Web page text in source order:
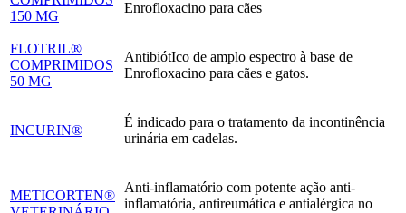
150 MG
Enrofloxacino para cães
FLOTRIL®
COMPRIMIDOS
50 MG
AntibiótIco de amplo espectro à base de
Enrofloxacino para cães e gatos.
INCURIN®
É indicado para o tratamento da incontinência
urinária em cadelas.
METICORTEN®
Anti-inflamatório com potente ação anti-
inflamatória, antireumática e antialérgica no